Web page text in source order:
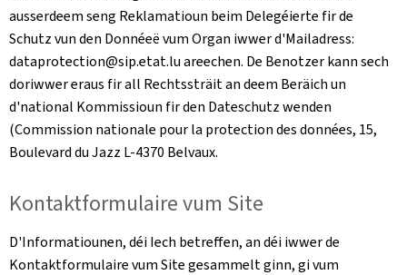
ausserdeem seng Reklamatioun beim Delegéierte fir de
Schutz vun den Donnéeë vum Organ iwwer d'Mailadress:
dataprotection@sip.etat.lu areechen. De Benotzer kann sech
doriwwer eraus fir all Rechtssträit an deem Beräich un
d'national Kommissioun fir den Dateschutz wenden
(Commission nationale pour la protection des données, 15,
Boulevard du Jazz L-4370 Belvaux.
Kontaktformulaire vum Site
D'Informatiounen, déi Iech betreffen, an déi iwwer de
Kontaktformulaire vum Site gesammelt ginn, gi vum